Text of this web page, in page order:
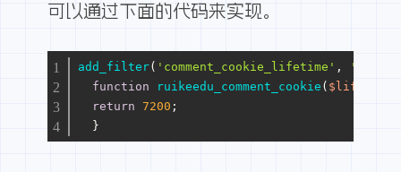
可以通过下面的代码来实现。
add_filter( 'comment_cookie_lifetime' ,
function
ruikeedu_comment_cookie ( $lifetime
return
7200 ;
  }